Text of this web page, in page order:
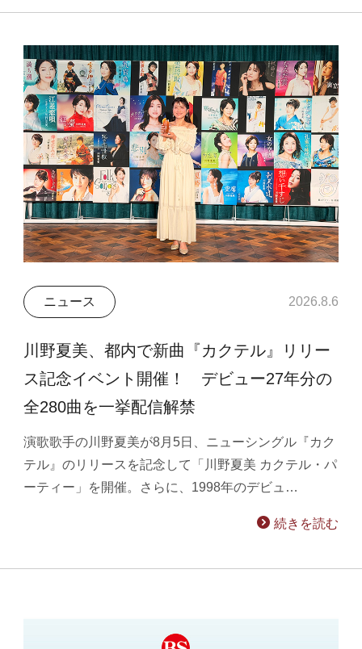
ニュース 2026.8.6
川野夏美、都内で新曲『カクテル』リリー
ス記念イベント開催！ デビュー27年分の
全280曲を一挙配信解禁
演歌歌手の川野夏美が8月5日、ニューシングル『カク
テル』のリリースを記念して「川野夏美 カクテル・パ
ーティー」を開催。さらに、1998年のデビュ…
続きを読む